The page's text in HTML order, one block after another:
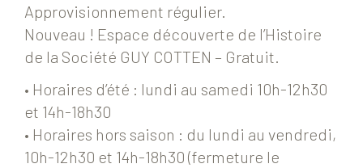
Approvisionnement régulier.
Nouveau ! Espace découverte de l’Histoire
de la Société GUY COTTEN – Gratuit.
• Horaires d’été : lundi au samedi 10h-12h30
et 14h-18h30
• Horaires hors saison : du lundi au vendredi,
10h-12h30 et 14h-18h30 (fermeture le